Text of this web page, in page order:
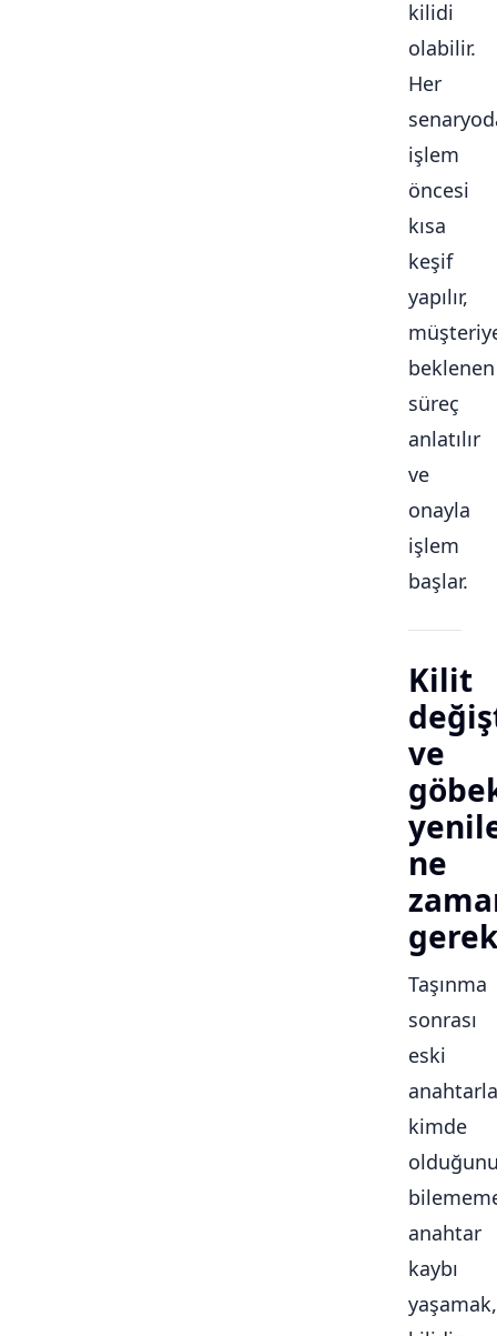
kilidi
olabilir.
Her
işlem
öncesi
kısa
keşif
yapılır,
beklenen
süreç
anlatılır
ve
onayla
işlem
başlar.
Kilit
ve
ne
Taşınma
sonrası
eski
kimde
anahtar
kaybı
yaşamak,